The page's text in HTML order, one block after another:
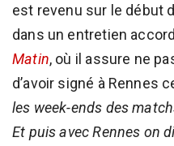
est revenu sur le début
dans un entretien
Matin, où il assure ne
d’avoir signé à Rennes
les week-ends des
Et puis avec Rennes on